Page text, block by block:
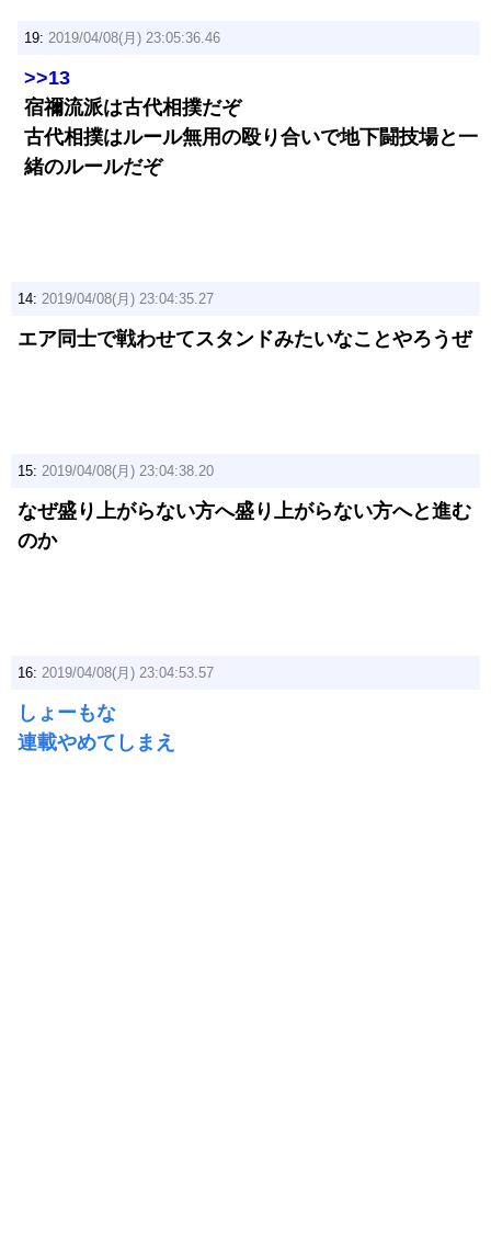
19: 2019/04/08(月) 23:05:36.46
>>13
宿禰流派は古代相撲だぞ
古代相撲はルール無用の殴り合いで地下闘技場と一
緒のルールだぞ
14: 2019/04/08(月) 23:04:35.27
エア同士で戦わせてスタンドみたいなことやろうぜ
15: 2019/04/08(月) 23:04:38.20
なぜ盛り上がらない方へ盛り上がらない方へと進む
のか
16: 2019/04/08(月) 23:04:53.57
しょーもな
連載やめてしまえ